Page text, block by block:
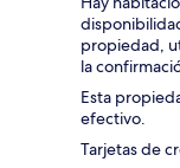
propiedad,
la
Esta
efectivo.
Tarjetas de